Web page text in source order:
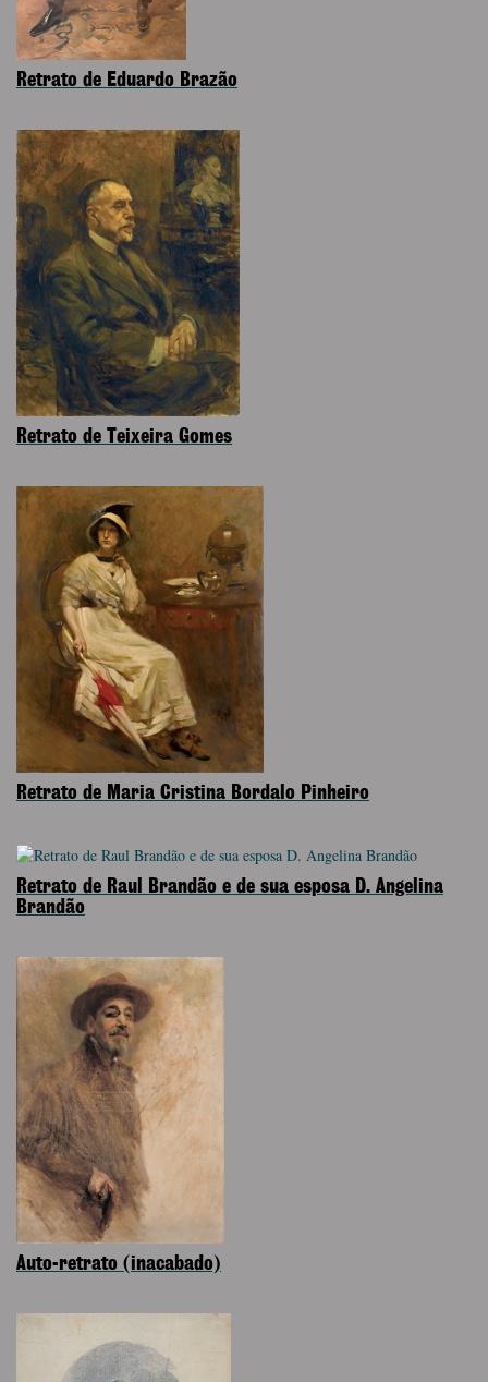
Retrato de Eduardo Brazão
Retrato de Teixeira Gomes
Retrato de Maria Cristina Bordalo Pinheiro
Retrato de Raul Brandão e de sua esposa D. Angelina
Brandão
Auto-retrato (inacabado)